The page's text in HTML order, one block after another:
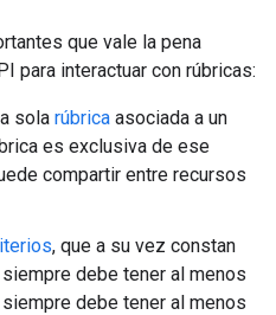
que vale la pena
para interactuar con rúbricas:
sola rúbrica asociada a un
es exclusiva de ese
compartir entre recursos
, que a su vez constan
siempre debe tener al menos
debe tener al menos